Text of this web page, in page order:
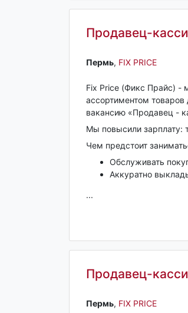
Продавец-
Пермь‎, FIX PRICE
Fix Price (Фикс Прайс) -
ассортиментом
вакансию «Продавец -
Мы повысили зарплату:
Чем предстоит
Обслуживать
Аккуратно
...
Продавец-
Пермь‎, FIX PRICE